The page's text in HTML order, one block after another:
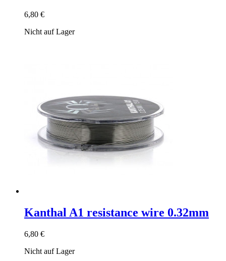
6,80 €
Nicht auf Lager
Kanthal A1 resistance wire 0.32mm
6,80 €
Nicht auf Lager